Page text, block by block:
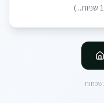
1 שניות...)